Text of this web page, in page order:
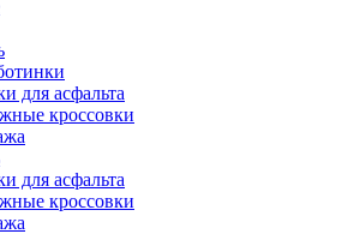
для асфальта
кроссовки
для асфальта
кроссовки